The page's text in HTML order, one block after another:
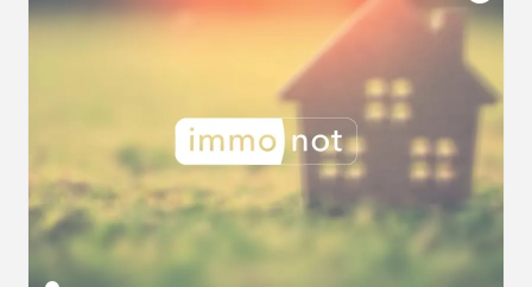
en copropriété : une cave et un box (garage fermé),
offrant un confort de stationnement et de rangement
appréciable en résidence. Informations générales
Appartement situé au 8ème étage Surface loi Carrez :
116,54 m² Taxe foncière : 2 506 EUR Aspects techniques
Le confort thermique et la production d'eau chaude est
assuré par un chauffage central relié au chauffage urbain.
Les fenêtres sont équipées d'un double vitrage, gage
d'isolation phonique et thermique. Les charges de
copropriété sont de 369 EUR par mois, incluant
notamment le chauffage collectif, l'eau chaude, l'entretien
des parties communes, la conciergerie, les espaces vert